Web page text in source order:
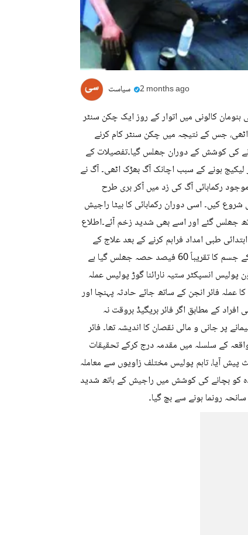
سیاست 2 months ago
ہنومان کالونی میں اتوار کے روز ایک چکن سنٹر
جس کے نتیجہ میں چکن سنٹر کام کرنے
کی کوشش کے دوران جھلس گیا۔تفصیلات کے
ہونے کے سبب اچانک آگ بھڑک اٹھی۔ آگ نے
رکمابائی آگ کی زد میں آکر بری طرح
کیں۔ اسی دوران رکمابائی کا بیٹا راجیش
جھلس گئے اور اسے بھی شدید زخم آئے۔اطلاع
ابتدائی طبی امداد فراہم کرنے کے بعد علاج کے
لیے نظام آباد ضلع سرکاری دواخانہ منتقل کردیا۔ ڈاکٹروں کے مطابق رکمابائی کے جسم کا تقریباً 60 فیصد حصہ جھلس گیا ہے
انسپکٹر ستیہ نارائنا گوڑ پولیس عملہ
عملہ فائر انجن کے ساتھ جائے حادثہ پہنچا اور
کے مطابق اگر فائر بریگیڈ بروقت نہ
پر جانی و مالی نقصان کا اندیشہ تھا۔ فائر
کے سلسلہ میں مقدمہ درج کرکے تحقیقات
آیا، تاہم پولیس مختلف زاویوں سے معاملہ
فیصد جھلس گئیں جبکہ والدہ کو بچانے کی کوشش میں راجیش کے ہاتھ شدید
رونما ہونے سے بچ گیا۔